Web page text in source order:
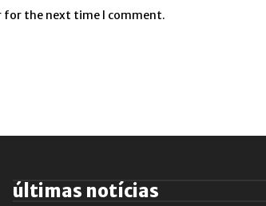
for the next time I comment.
últimas notícias